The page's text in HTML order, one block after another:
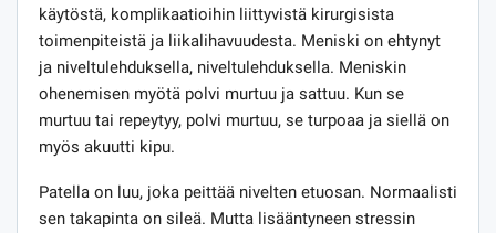
käytöstä, komplikaatioihin liittyvistä kirurgisista
toimenpiteistä ja liikalihavuudesta. Meniski on ehtynyt
ja niveltulehduksella, niveltulehduksella. Meniskin
ohenemisen myötä polvi murtuu ja sattuu. Kun se
murtuu tai repeytyy, polvi murtuu, se turpoaa ja siellä on
myös akuutti kipu.
Patella on luu, joka peittää nivelten etuosan. Normaalisti
sen takapinta on sileä. Mutta lisääntyneen stressin